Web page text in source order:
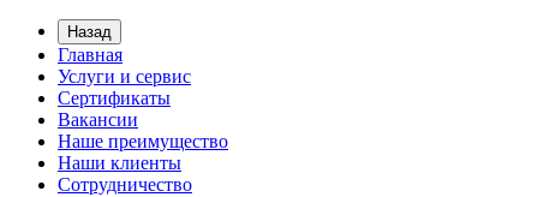
Назад
Главная
Услуги и сервис
Сертификаты
Вакансии
Наше преимущество
Наши клиенты
Сотрудничество